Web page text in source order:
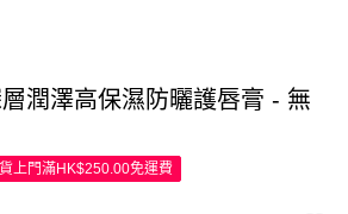
潤澤高保濕防曬護唇膏 - 無
上門滿HK$250.00免運費